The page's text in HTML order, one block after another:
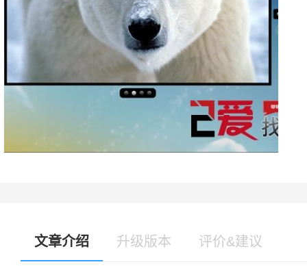
文章介绍 升级版本 评价&建议